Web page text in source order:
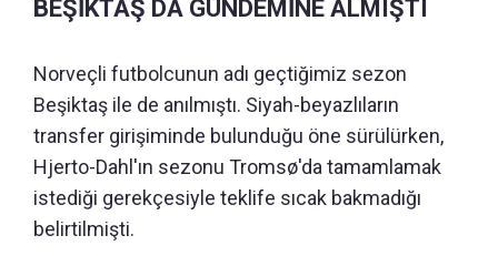
BEŞİKTAŞ DA GÜNDEMİNE ALMIŞTI
Norveçli futbolcunun adı geçtiğimiz sezon
Beşiktaş ile de anılmıştı. Siyah-beyazlıların
transfer girişiminde bulunduğu öne sürülürken,
Hjerto-Dahl'ın sezonu Tromsø'da tamamlamak
istediği gerekçesiyle teklife sıcak bakmadığı
belirtilmişti.